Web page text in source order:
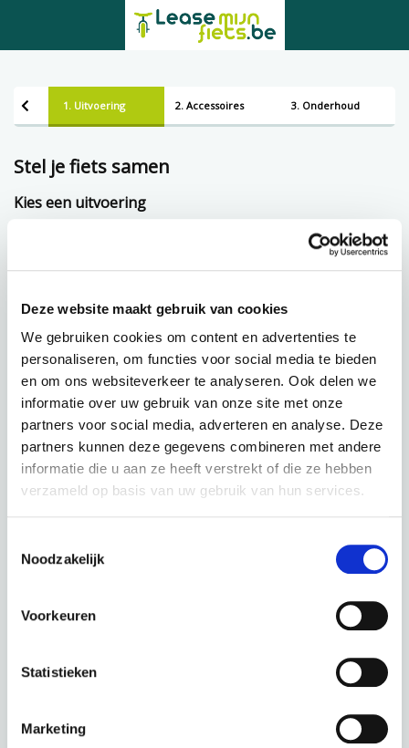
Deze website maakt gebruik van cookies
We gebruiken cookies om content en advertenties te
personaliseren, om functies voor social media te bieden
en om ons websiteverkeer te analyseren. Ook delen we
informatie over uw gebruik van onze site met onze
partners voor social media, adverteren en analyse. Deze
partners kunnen deze gegevens combineren met andere
informatie die u aan ze heeft verstrekt of die ze hebben
verzameld op basis van uw gebruik van hun services.
Noodzakelijk
Voorkeuren
Statistieken
Marketing
1. Uitvoering 2. Accessoires 3. Onderhoud
Stel je fiets samen
Kies een uitvoering
Lening op afbetaling bij Lease-mijn-fiets.be
kleur: Darkspring Glossy
114,05 p.m.
Deze fiets in een andere kleur :
Periode
60 Maanden